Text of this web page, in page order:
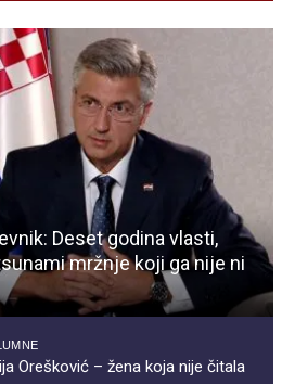
Deset godina vlasti,
mržnje koji ga nije ni
Orešković – žena koja nije čitala